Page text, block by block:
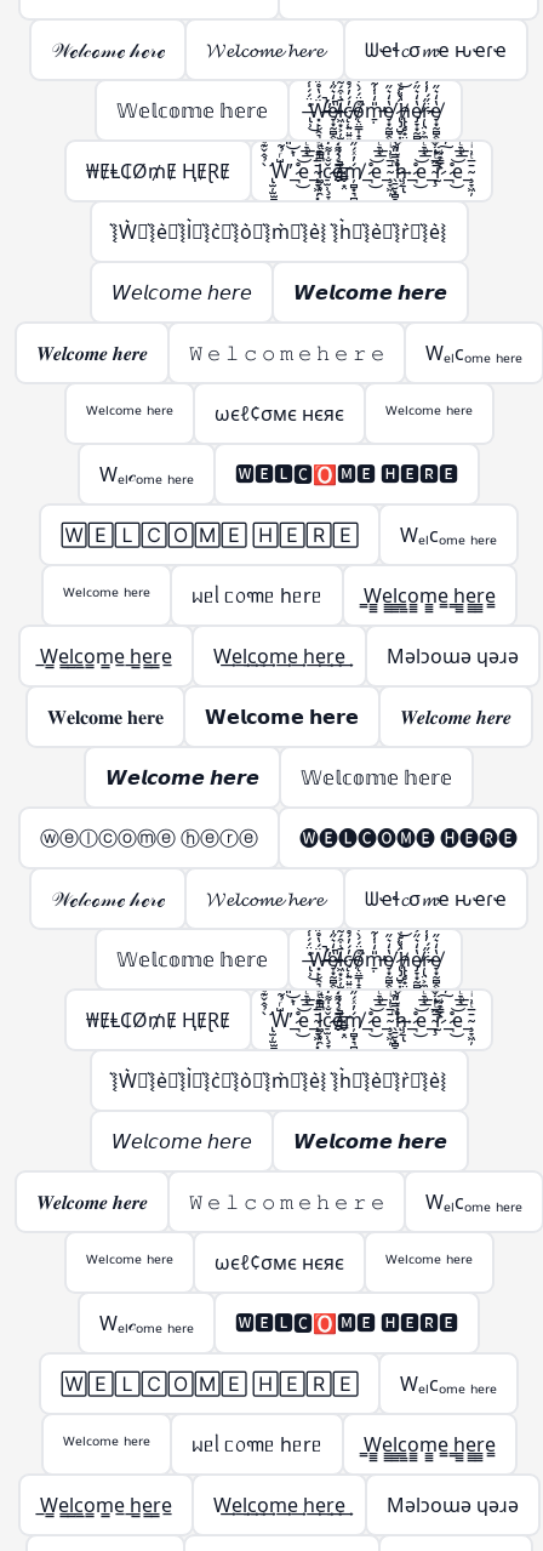
𝒲ℯ𝓁𝒸ℴ𝓂ℯ 𝒽ℯ𝓇ℯ 𝓦𝓮𝓵𝓬𝓸𝓶𝓮 𝓱𝓮𝓻𝓮 ᗯҽɬ𝓬σ𝓶ҽ ԋҽɾҽ
𝕎𝕖𝕝𝕔𝕠𝕞𝕖 𝕙𝕖𝕣𝕖 ̶̢̹͑̈́́̍́͌͘͜Ẅ̶̵̛͓̙̣̯͉̳̣́̔̊̋̃̔̋̍̿̀͒̕̚͠͝e̸̵̞͙̰̻̭̖̭͓̫͔̩̔̒͛̋͑̅̍͐̚͜l̷̶͖͙͕̦̫̺̣̙̳͚̄̇͒́͂̈́͆̇͑͗̽͘͘c̸̵̨̜͍̤͍͍͖̦͎̓́̓́̊̊̆̈̑̀̊͐́ǫ̸̴̤̳̩̝̭̗͉̣̱̦͒̈́́̀͒̅̽̿̽͘̚m̵̵̱̣̎̒̍̾̃̔̋̍̿̀͒̕͝e̸̞͙̰̻̭̖̭͓̫̔̒͛̋͜ ̷̢̡̺̥͎̝͈̬͈̳̈́̔͑͝h̸̵̢̢̥̟̤̜̺̳̣̔͑̊̇̀̏̈́̍̋̄̃̔̋̍̿̀͒͝ͅe̸̷̡̞͙̰̻̭̖̭͓̫̭̱̬̔̒͛̋͐̏͊͜͠͝ŗ̷̵̢̤͕̼̣̈̋́̓̾̄̿̃̔̋̍̿̀͒͜͜͝e̸̞͙̰̻̭̖̭͓̫̔̒͛̋͜
₩ɆⱠ₵Ø₥Ɇ ⱧɆⱤɆ ̢̛̫̦̫̫̪͍̪̝̳̠̖̠̀̉̂̌͊ͩ̑͌̀W̶̨̺͕̖̗͕̮̭̳͈̙̩͑ͬ̉͂͋̈́ͯ͂ͨͭ̇͐͊͆̑̏̋ͭ́̋̓ͮ̾ͭ̆̇̚̕͢͜͠͡_̶̷̧̢͉̠̘̹̼͚̣͇͍̊ͪͨ̊̈́ͩ̎͆̔ͨ̊͐ͣ̈̀͐ͫ͜͝͞͠ͅe_̴̧̞͖̦͓̞̗̙͚̄̅ͭ͗ͥ̈́̇ͬͧͣ͘͞͡l̶̵̷̛͚̗̥̯̞͎̖̬̝̤̯͈̭͓̪̗̫̱̜͙̗̦̤̪̝̳͎̝̝̳̦̲͉̩̠͆̿ͩ͊̒͛ͪ͐̅ͩ̅ͭ͑͌̽̍̾̐ͬ̔̏͂̎̔̀͛͒͝͠ͅç̷̢̠̫̹̞̞̲̬̤͎͚̗̐̍͌̒̇̀̈́̊̂̓ͣͮ̏̽͗ͥͭ̓̌̐̽̐ͭ͜͜͢ͅo̶̶̴̸̬̮̜̳̬͙̤̗͎̗̦̲͕̠̰̱̣͕̮̰͇̖͚̫̬̲ͤ͛̑͌̇ͭ́͊̍̈̏͛͑̈ͮ̏̆ͩ̇̊̂͘̚͘͢͡ͅḿ̸̦̻͙͉̻̟̲̭̟͓̬̓ͯ́̋̓ͮ̾ͭ̆̇͞͡_̶̷̧̢͉̠̘̹̼͚̣͇͍̊ͪͨ̊̈́ͩ̎͆̔ͨ̊͐ͣ̈̀͐ͫ͜͝͞͠ͅe_̴̧̞͖̦̄̅ͭ͗ͥ ̖̱̮͙̻̞̦̙̝͖ͫ̿̎͊̀̇͡͠͝h̷̸̢̝͕̥̗̜̹̠͉̗ͮ̒̌͆͑͌̀͆̀̇ͦ͒̓́̋̓ͮ̾ͭ̆̇͢͟͞͡ͅ_̶̷̧̢͉̠̘̹̼͚̣͇͍̊ͪͨ̊̈́ͩ̎͆̔ͨ̊͐ͣ̈̀͐ͫ͜͝͞͠ͅe_̴̧̢̞͖̦͉̲̬̤͙̪͎̣̰̱̘̯̜̭̖̲̄̅ͭ͗ͥ͒ͫ̃ͪ͒̓ͦ̓͒̎͂̌͌̾̀̄͊ͫ͘͘͢͜͜r̴̷̨̨̢̢̫̯͇̙̱̫͇͇͎̒ͩ̓́̈ͥ͗̓ͤ̊́͒ͬ̓̀́̋̓ͮ̾ͭ̆̇̕͜͠͡ͅ_̶̷̧̢͉̠̘̹̼͚̣͇͍̊ͪͨ̊̈́ͩ̎͆̔ͨ̊͐ͣ̈̀͐ͫ͜͝͞͠ͅe_̴̧̞͖̦̄̅ͭ͗ͥ
͛⦚W͛⦚͛⦚e͛⦚͛⦚l͛⦚͛⦚c͛⦚͛⦚o͛⦚͛⦚m͛⦚͛⦚e͛⦚ ͛⦚h͛⦚͛⦚e͛⦚͛⦚r͛⦚͛⦚e͛⦚
𝘞𝘦𝘭𝘤𝘰𝘮𝘦 𝘩𝘦𝘳𝘦 𝙒𝙚𝙡𝙘𝙤𝙢𝙚 𝙝𝙚𝙧𝙚
𝑾𝒆𝒍𝒄𝒐𝒎𝒆 𝒉𝒆𝒓𝒆 𝚆 𝚎 𝚕 𝚌 𝚘 𝚖 𝚎 𝚑 𝚎 𝚛 𝚎 Wₑₗcₒₘₑ ₕₑᵣₑ
ᵂᵉˡᶜᵒᵐᵉ ʰᵉʳᵉ ωєℓ¢σмє нєяє ᵂᵉˡᶜᵒᵐᵉ ʰᵉʳᵉ
Wₑₗ𝒸ₒₘₑ ₕₑᵣₑ 🆆🅴🅻🅲🅾🅼🅴 🅷🅴🆁🅴
🅆🄴🄻🄲🄾🄼🄴 🄷🄴🅁🄴 Wₑₗcₒₘₑ ₕₑᵣₑ
ᵂᵉˡᶜᵒᵐᵉ ʰᵉʳᵉ ᥕᥱᥣ ᥴ᥆꧑ᥱ hᥱrᥱ ̳W̳̳e̳̳l̳̳c̳̳o̳̳m̳̳e̳ ̳h̳̳e̳̳r̳̳e̳
̲W̲̲e̲̲l̲̲c̲̲o̲̲m̲̲e̲ ̲h̲̲e̲̲r̲̲e̲ W͢e͢l͢c͢o͢m͢e͢ h͢e͢r͢e͢ Mǝlɔoɯǝ ɥǝɹǝ
𝐖𝐞𝐥𝐜𝐨𝐦𝐞 𝐡𝐞𝐫𝐞 𝗪𝗲𝗹𝗰𝗼𝗺𝗲 𝗵𝗲𝗿𝗲 𝑾𝒆𝒍𝒄𝒐𝒎𝒆 𝒉𝒆𝒓𝒆
𝙒𝙚𝙡𝙘𝙤𝙢𝙚 𝙝𝙚𝙧𝙚 𝕎𝕖𝕝𝕔𝕠𝕞𝕖 𝕙𝕖𝕣𝕖
ⓦⓔⓛⓒⓞⓜⓔ ⓗⓔⓡⓔ 🅦🅔🅛🅒🅞🅜🅔 🅗🅔🅡🅔
𝒲ℯ𝓁𝒸ℴ𝓂ℯ 𝒽ℯ𝓇ℯ 𝓦𝓮𝓵𝓬𝓸𝓶𝓮 𝓱𝓮𝓻𝓮 ᗯҽɬ𝓬σ𝓶ҽ ԋҽɾҽ
𝕎𝕖𝕝𝕔𝕠𝕞𝕖 𝕙𝕖𝕣𝕖 ̶̢̹͑̈́́̍́͌͘͜Ẅ̶̵̛͓̙̣̯͉̳̣́̔̊̋̃̔̋̍̿̀͒̕̚͠͝e̸̵̞͙̰̻̭̖̭͓̫͔̩̔̒͛̋͑̅̍͐̚͜l̷̶͖͙͕̦̫̺̣̙̳͚̄̇͒́͂̈́͆̇͑͗̽͘͘c̸̵̨̜͍̤͍͍͖̦͎̓́̓́̊̊̆̈̑̀̊͐́ǫ̸̴̤̳̩̝̭̗͉̣̱̦͒̈́́̀͒̅̽̿̽͘̚m̵̵̱̣̎̒̍̾̃̔̋̍̿̀͒̕͝e̸̞͙̰̻̭̖̭͓̫̔̒͛̋͜ ̷̢̡̺̥͎̝͈̬͈̳̈́̔͑͝h̸̵̢̢̥̟̤̜̺̳̣̔͑̊̇̀̏̈́̍̋̄̃̔̋̍̿̀͒͝ͅe̸̷̡̞͙̰̻̭̖̭͓̫̭̱̬̔̒͛̋͐̏͊͜͠͝ŗ̷̵̢̤͕̼̣̈̋́̓̾̄̿̃̔̋̍̿̀͒͜͜͝e̸̞͙̰̻̭̖̭͓̫̔̒͛̋͜
₩ɆⱠ₵Ø₥Ɇ ⱧɆⱤɆ ̢̛̫̦̫̫̪͍̪̝̳̠̖̠̀̉̂̌͊ͩ̑͌̀W̶̨̺͕̖̗͕̮̭̳͈̙̩͑ͬ̉͂͋̈́ͯ͂ͨͭ̇͐͊͆̑̏̋ͭ́̋̓ͮ̾ͭ̆̇̚̕͢͜͠͡_̶̷̧̢͉̠̘̹̼͚̣͇͍̊ͪͨ̊̈́ͩ̎͆̔ͨ̊͐ͣ̈̀͐ͫ͜͝͞͠ͅe_̴̧̞͖̦͓̞̗̙͚̄̅ͭ͗ͥ̈́̇ͬͧͣ͘͞͡l̶̵̷̛͚̗̥̯̞͎̖̬̝̤̯͈̭͓̪̗̫̱̜͙̗̦̤̪̝̳͎̝̝̳̦̲͉̩̠͆̿ͩ͊̒͛ͪ͐̅ͩ̅ͭ͑͌̽̍̾̐ͬ̔̏͂̎̔̀͛͒͝͠ͅç̷̢̠̫̹̞̞̲̬̤͎͚̗̐̍͌̒̇̀̈́̊̂̓ͣͮ̏̽͗ͥͭ̓̌̐̽̐ͭ͜͜͢ͅo̶̶̴̸̬̮̜̳̬͙̤̗͎̗̦̲͕̠̰̱̣͕̮̰͇̖͚̫̬̲ͤ͛̑͌̇ͭ́͊̍̈̏͛͑̈ͮ̏̆ͩ̇̊̂͘̚͘͢͡ͅḿ̸̦̻͙͉̻̟̲̭̟͓̬̓ͯ́̋̓ͮ̾ͭ̆̇͞͡_̶̷̧̢͉̠̘̹̼͚̣͇͍̊ͪͨ̊̈́ͩ̎͆̔ͨ̊͐ͣ̈̀͐ͫ͜͝͞͠ͅe_̴̧̞͖̦̄̅ͭ͗ͥ ̖̱̮͙̻̞̦̙̝͖ͫ̿̎͊̀̇͡͠͝h̷̸̢̝͕̥̗̜̹̠͉̗ͮ̒̌͆͑͌̀͆̀̇ͦ͒̓́̋̓ͮ̾ͭ̆̇͢͟͞͡ͅ_̶̷̧̢͉̠̘̹̼͚̣͇͍̊ͪͨ̊̈́ͩ̎͆̔ͨ̊͐ͣ̈̀͐ͫ͜͝͞͠ͅe_̴̧̢̞͖̦͉̲̬̤͙̪͎̣̰̱̘̯̜̭̖̲̄̅ͭ͗ͥ͒ͫ̃ͪ͒̓ͦ̓͒̎͂̌͌̾̀̄͊ͫ͘͘͢͜͜r̴̷̨̨̢̢̫̯͇̙̱̫͇͇͎̒ͩ̓́̈ͥ͗̓ͤ̊́͒ͬ̓̀́̋̓ͮ̾ͭ̆̇̕͜͠͡ͅ_̶̷̧̢͉̠̘̹̼͚̣͇͍̊ͪͨ̊̈́ͩ̎͆̔ͨ̊͐ͣ̈̀͐ͫ͜͝͞͠ͅe_̴̧̞͖̦̄̅ͭ͗ͥ
͛⦚W͛⦚͛⦚e͛⦚͛⦚l͛⦚͛⦚c͛⦚͛⦚o͛⦚͛⦚m͛⦚͛⦚e͛⦚ ͛⦚h͛⦚͛⦚e͛⦚͛⦚r͛⦚͛⦚e͛⦚
𝘞𝘦𝘭𝘤𝘰𝘮𝘦 𝘩𝘦𝘳𝘦 𝙒𝙚𝙡𝙘𝙤𝙢𝙚 𝙝𝙚𝙧𝙚
𝑾𝒆𝒍𝒄𝒐𝒎𝒆 𝒉𝒆𝒓𝒆 𝚆 𝚎 𝚕 𝚌 𝚘 𝚖 𝚎 𝚑 𝚎 𝚛 𝚎 Wₑₗcₒₘₑ ₕₑᵣₑ
ᵂᵉˡᶜᵒᵐᵉ ʰᵉʳᵉ ωєℓ¢σмє нєяє ᵂᵉˡᶜᵒᵐᵉ ʰᵉʳᵉ
Wₑₗ𝒸ₒₘₑ ₕₑᵣₑ 🆆🅴🅻🅲🅾🅼🅴 🅷🅴🆁🅴
🅆🄴🄻🄲🄾🄼🄴 🄷🄴🅁🄴 Wₑₗcₒₘₑ ₕₑᵣₑ
ᵂᵉˡᶜᵒᵐᵉ ʰᵉʳᵉ ᥕᥱᥣ ᥴ᥆꧑ᥱ hᥱrᥱ ̳W̳̳e̳̳l̳̳c̳̳o̳̳m̳̳e̳ ̳h̳̳e̳̳r̳̳e̳
̲W̲̲e̲̲l̲̲c̲̲o̲̲m̲̲e̲ ̲h̲̲e̲̲r̲̲e̲ W͢e͢l͢c͢o͢m͢e͢ h͢e͢r͢e͢ Mǝlɔoɯǝ ɥǝɹǝ